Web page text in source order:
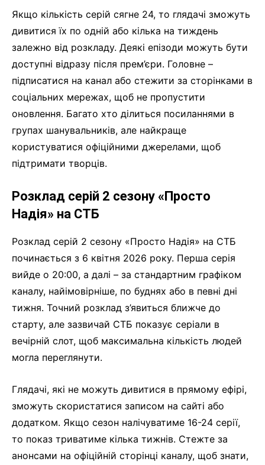
Якщо кількість серій сягне 24, то глядачі зможуть
дивитися їх по одній або кілька на тиждень
залежно від розкладу. Деякі епізоди можуть бути
доступні відразу після прем’єри. Головне –
підписатися на канал або стежити за сторінками в
соціальних мережах, щоб не пропустити
оновлення. Багато хто ділиться посиланнями в
групах шанувальників, але найкраще
користуватися офіційними джерелами, щоб
підтримати творців.
Розклад серій 2 сезону «Просто
Надія» на СТБ
Розклад серій 2 сезону «Просто Надія» на СТБ
починається з 6 квітня 2026 року. Перша серія
вийде о 20:00, а далі – за стандартним графіком
каналу, найімовірніше, по буднях або в певні дні
тижня. Точний розклад з’явиться ближче до
старту, але зазвичай СТБ показує серіали в
вечірній слот, щоб максимальна кількість людей
могла переглянути.
Глядачі, які не можуть дивитися в прямому ефірі,
зможуть скористатися записом на сайті або
додатком. Якщо сезон налічуватиме 16-24 серії,
то показ триватиме кілька тижнів. Стежте за
анонсами на офіційній сторінці каналу, щоб знати,